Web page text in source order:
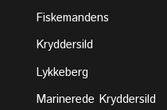
Fiskemandens
Kryddersild
Lykkeberg
Marinerede Kryddersild